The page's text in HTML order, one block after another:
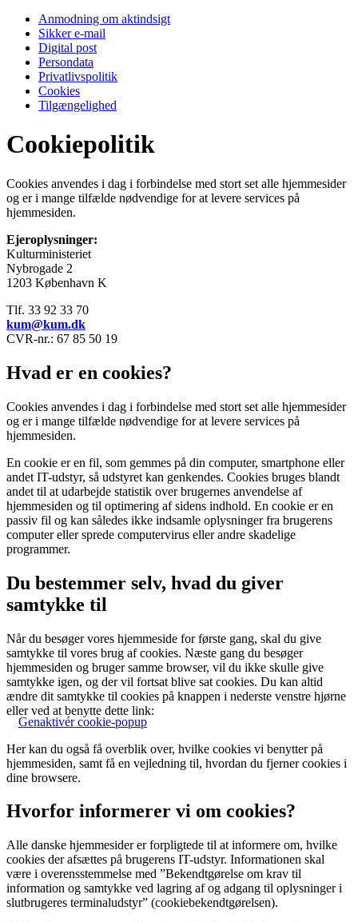
Anmodning om aktindsigt
Sikker e-mail
Digital post
Persondata
Privatlivspolitik
Cookies
Tilgængelighed
Cookiepolitik
Cookies anvendes i dag i forbindelse med stort set alle hjemmesider
og er i mange tilfælde nødvendige for at levere services på
hjemmesiden.
Ejeroplysninger:
Kulturministeriet
Nybrogade 2
1203 København K
Tlf. 33 92 33 70
kum@kum.dk
CVR-nr.: 67 85 50 19
Hvad er en cookies?
Cookies anvendes i dag i forbindelse med stort set alle hjemmesider
og er i mange tilfælde nødvendige for at levere services på
hjemmesiden.
En cookie er en fil, som gemmes på din computer, smartphone eller
andet IT-udstyr, så udstyret kan genkendes. Cookies bruges blandt
andet til at udarbejde statistik over brugernes anvendelse af
hjemmesiden og til optimering af sidens indhold. En cookie er en
passiv fil og kan således ikke indsamle oplysninger fra brugerens
computer eller sprede computervirus eller andre skadelige
programmer.
Du bestemmer selv, hvad du giver
samtykke til
Når du besøger vores hjemmeside for første gang, skal du give
samtykke til vores brug af cookies. Næste gang du besøger
hjemmesiden og bruger samme browser, vil du ikke skulle give
samtykke igen, og der vil fortsat blive sat cookies. Du kan altid
ændre dit samtykke til cookies på knappen i nederste venstre hjørne
eller ved at benytte dette link:
Genaktivér cookie-popup
Her kan du også få overblik over, hvilke cookies vi benytter på
hjemmesiden, samt få en vejledning til, hvordan du fjerner cookies i
dine browsere.
Hvorfor informerer vi om cookies?
Alle danske hjemmesider er forpligtede til at informere om, hvilke
cookies der afsættes på brugerens IT-udstyr. Informationen skal
være i overensstemmelse med ”Bekendtgørelse om krav til
information og samtykke ved lagring af og adgang til oplysninger i
slutbrugeres terminaludstyr” (cookiebekendtgørelsen).